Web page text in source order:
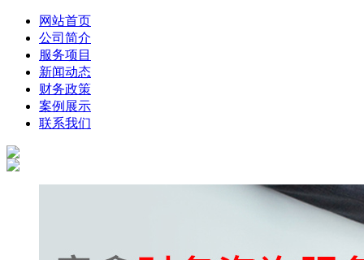
网站首页
公司简介
服务项目
新闻动态
财务政策
案例展示
联系我们